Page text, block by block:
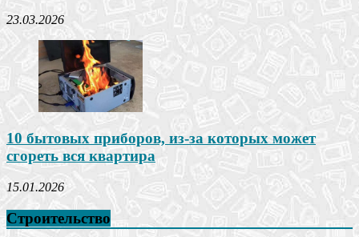
23.03.2026
10 бытовых приборов, из-за которых может
сгореть вся квартира
15.01.2026
Строительство